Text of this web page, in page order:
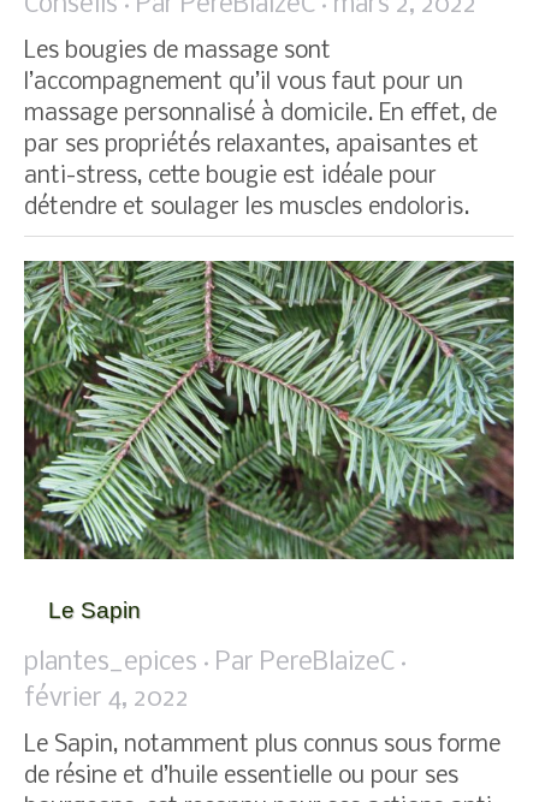
Les bougies de massage sont
l’accompagnement qu’il vous faut pour un
massage personnalisé à domicile. En effet, de
par ses propriétés relaxantes, apaisantes et
anti-stress, cette bougie est idéale pour
détendre et soulager les muscles endoloris.
Le Sapin
plantes_epices Par PereBlaizeC
février 4, 2022
Le Sapin, notamment plus connus sous forme
de résine et d’huile essentielle ou pour ses